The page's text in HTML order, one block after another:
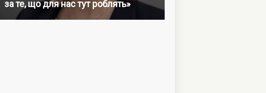
за те, що для нас тут роблять»